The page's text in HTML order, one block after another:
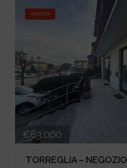
VENDITA
€63.000
TORREGLIA – NEGOZIO